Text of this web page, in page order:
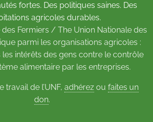
fortes. Des politiques saines. Des
agricoles durables.
des Fermiers / The Union Nationale des
parmi les organisations agricoles :
intérêts des gens contre le contrôle
alimentaire par les entreprises.
travail de l’UNF, adhérezou faites un
don.